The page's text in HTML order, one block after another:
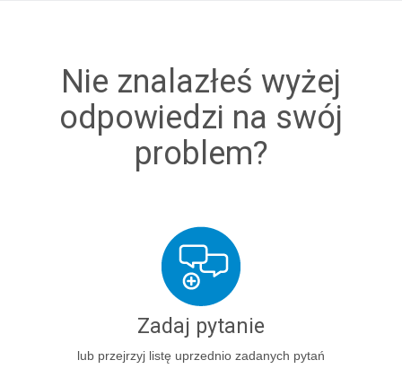
Nie znalazłeś wyżej
odpowiedzi na swój
problem?
Zadaj pytanie
lub przejrzyj listę uprzednio zadanych pytań